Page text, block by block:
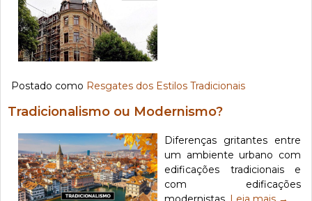
Postado como Resgates dos Estilos Tradicionais
Tradicionalismo ou Modernismo?
Diferenças gritantes entre
um ambiente urbano com
edificações tradicionais e
com edificações